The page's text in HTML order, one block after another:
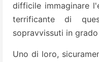
difficile immaginare
terrificante di
sopravvissuti in
Uno di loro,